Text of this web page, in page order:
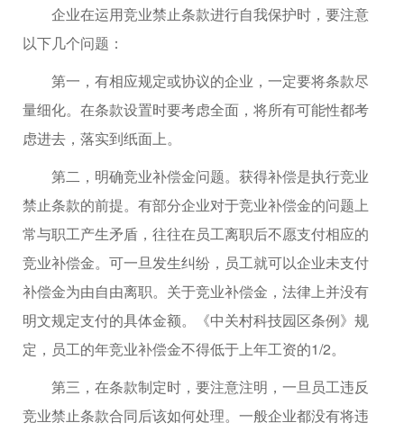
企业在运用竞业禁止条款进行自我保护时，要注意
以下几个问题：
第一，有相应规定或协议的企业，一定要将条款尽
量细化。在条款设置时要考虑全面，将所有可能性都考
虑进去，落实到纸面上。
第二，明确竞业补偿金问题。获得补偿是执行竞业
禁止条款的前提。有部分企业对于竞业补偿金的问题上
常与职工产生矛盾，往往在员工离职后不愿支付相应的
竞业补偿金。可一旦发生纠纷，员工就可以企业未支付
补偿金为由自由离职。关于竞业补偿金，法律上并没有
明文规定支付的具体金额。《中关村科技园区条例》规
定，员工的年竞业补偿金不得低于上年工资的1/2。
第三，在条款制定时，要注意注明，一旦员工违反
竞业禁止条款合同后该如何处理。一般企业都没有将违